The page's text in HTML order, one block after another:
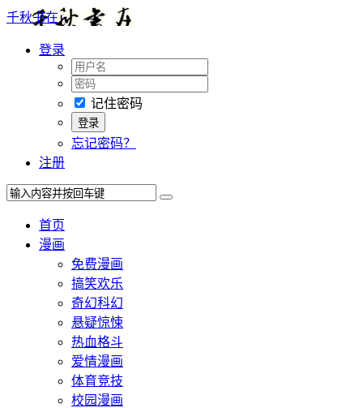
千秋书在
登录
记住密码
忘记密码？
注册
首页
漫画
免费漫画
搞笑欢乐
奇幻科幻
悬疑惊悚
热血格斗
爱情漫画
体育竞技
校园漫画